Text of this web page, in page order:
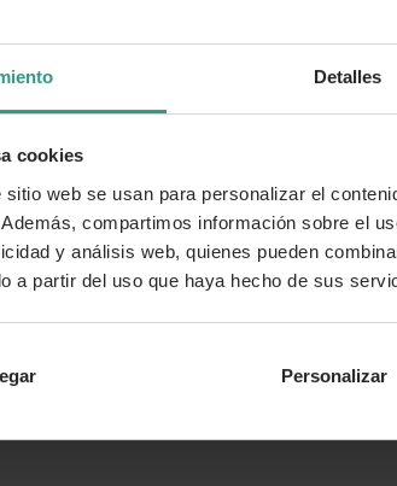
Detalles
cookies
web se usan para personalizar el
compartimos información sobre el
y análisis web, quienes pueden
a partir del uso que haya hecho de sus
Personalizar